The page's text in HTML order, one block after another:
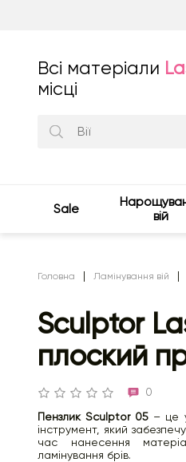
Всі матеріали
місці
Sale
вій
Головна Ламінування вій
Sculptor
плоский
0
Пензлик Sculptor 05 – це
інструмент, який
час нанесення
ламінування брів.